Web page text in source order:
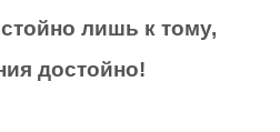
лишь к тому,
достойно!